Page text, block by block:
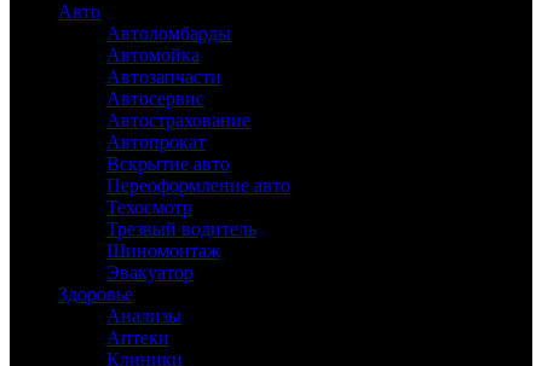
Авто
Автоломбарды
Автомойка
Автозапчасти
Автосервис
Автострахование
Автопрокат
Вскрытие авто
Переоформление авто
Техосмотр
Трезвый водитель
Шиномонтаж
Эвакуатор
Здоровье
Анализы
Аптеки
Клиники